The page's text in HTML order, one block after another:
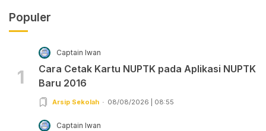
Populer
1
Captain Iwan
Cara Cetak Kartu NUPTK pada Aplikasi NUPTK
Baru 2016
Arsip Sekolah 08/08/2026 | 08:55
Captain Iwan